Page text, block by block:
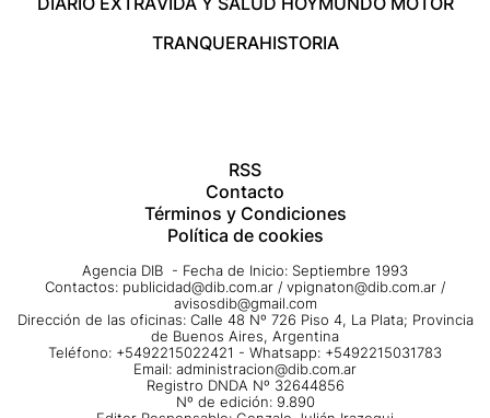
TRANQUERAHISTORIA
RSS
Contacto
Términos y Condiciones
Política de cookies
Agencia DIB - Fecha de Inicio: Septiembre 1993
Contactos: publicidad@dib.com.ar / vpignaton@dib.com.ar /
avisosdib@gmail.com
Dirección de las oficinas: Calle 48 Nº 726 Piso 4, La Plata; Provincia
de Buenos Aires, Argentina
Teléfono: +5492215022421 - Whatsapp: +5492215031783
Email: administracion@dib.com.ar
Registro DNDA Nº 32644856
Nº de edición: 9.890